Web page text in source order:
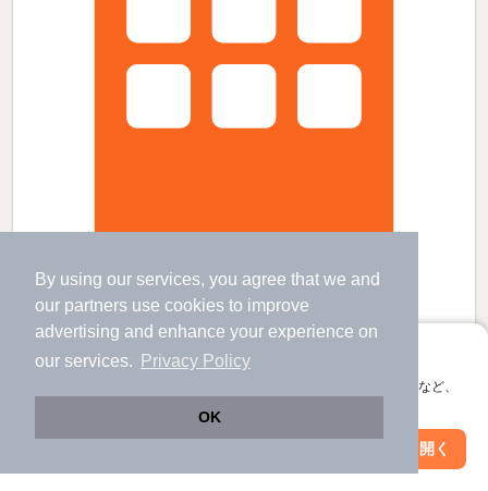
By using our services, you agree that we and
our partners use cookies to improve
advertising and enhance your experience on
our services.
Privacy Policy
OK
アプリに切り替えて、サクサクお部屋探し
会員登録なしですぐ使える。マップ検索やお気に入り保存など、
アプリを開く
プレアヴェニューDの賃貸物件
すべての写真
分 （牟岐線）
南小松島駅 歩18 分 （牟岐線）
徳島駅 バス
駐車場あり
駐輪場あり
絞り込み条件を変更